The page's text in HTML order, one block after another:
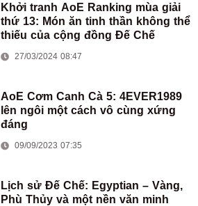
Khởi tranh AoE Ranking mùa giải
thứ 13: Món ăn tinh thần không thể
thiếu của cộng đồng Đế Chế
27/03/2024 08:47
AoE Cơm Canh Cà 5: 4EVER1989
lên ngôi một cách vô cùng xứng
đáng
09/09/2023 07:35
Lịch sử Đế Chế: Egyptian – Vàng,
Phù Thủy và một nền văn minh